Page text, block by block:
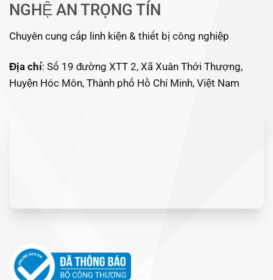
NGHỆ AN TRỌNG TÍN
Chuyên cung cấp linh kiện & thiết bị công nghiệp
Địa chỉ: Số 19 đường XTT 2, Xã Xuân Thới Thượng,
Huyện Hóc Môn, Thành phố Hồ Chí Minh, Việt Nam